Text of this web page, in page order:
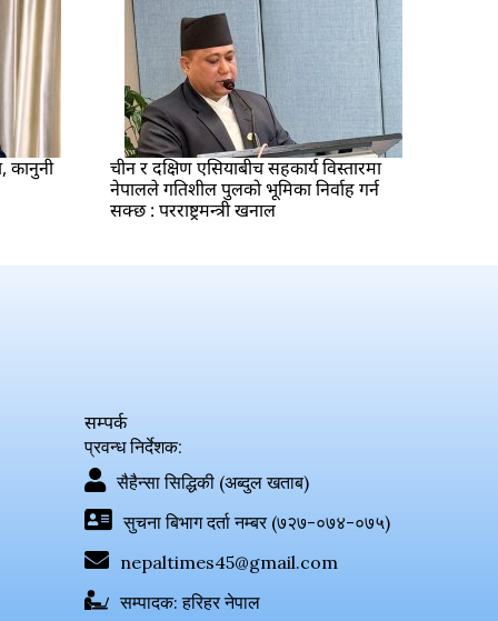
कानुनी
चीन र दक्षिण एसियाबीच सहकार्य विस्तारमा
नेपालले गतिशील पुलको भूमिका निर्वाह गर्न
सक्छ : परराष्ट्रमन्त्री खनाल
सम्पर्क
प्रवन्ध निर्देशक:
सैहैन्सा सिद्धिकी (अब्दुल खताब)
सुचना बिभाग दर्ता नम्बर (७२७-०७४-०७५)
nepaltimes45@gmail.com
सम्पादक: हरिहर नेपाल